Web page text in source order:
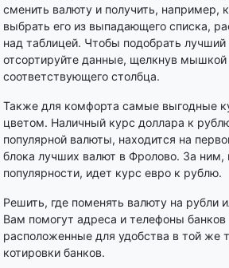
сменить валюту и получить, например,
выбрать его из выпадающего списка,
над таблицей. Чтобы подобрать лучший
отсортируйте данные, щелкнув мышкой
соответствующего столбца.
Также для комфорта самые выгодные
цветом. Наличный курс доллара к
популярной валюты, находится на
блока лучших валют в Фролово. За ним,
популярности, идет курс евро к рублю.
Решить, где поменять валюту на рубли
Вам помогут адреса и телефоны
расположенные для удобства в той же
котировки банков.